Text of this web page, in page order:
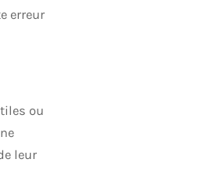
erreur
ou
leur